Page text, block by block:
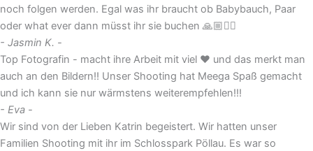
noch folgen werden. Egal was ihr braucht ob Babybauch, Paar
oder what ever dann müsst ihr sie buchen 🙏🏼✌🏼
- Jasmin K. -
Top Fotografin - macht ihre Arbeit mit viel ❤️ und das merkt man
auch an den Bildern!! Unser Shooting hat Meega Spaß gemacht
und ich kann sie nur wärmstens weiterempfehlen!!!
- Eva -
Wir sind von der Lieben Katrin begeistert. Wir hatten unser
Familien Shooting mit ihr im Schlosspark Pöllau. Es war so